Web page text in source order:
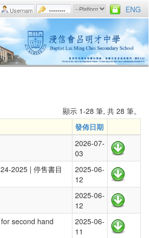
ENG
顯示 1-28 筆, 共 28 筆。
發佈日期
2026-07-
03
2025 | 停售書目
2025-06-
12
2025-06-
12
second hand
2025-06-
11